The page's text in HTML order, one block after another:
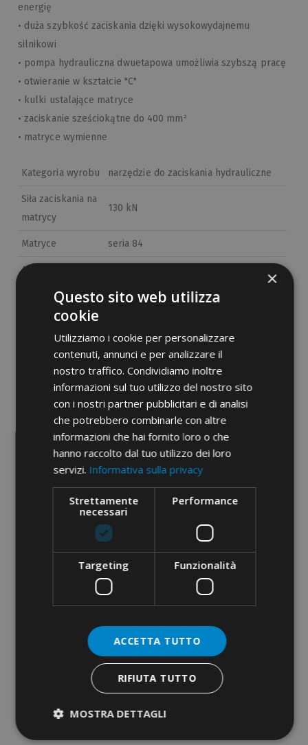
energię
• duża szybkość zaciskania dzięki wysokowydajnemu
silnikowi
• pompa hydrauliczna dwuetapowa umożliwia szybszą pracę
• otwieranie w kształcie "C"
• kulki ustalające matryce
• zaciskanie sześciokątne do 400 mm²
• matryce wymienne
Kategoria wyrobu narzędzie do zaciskania hydrauliczne
Siła zaciskania na
matrycy
130 kN
Matryce seria 84
Akumulator
Gniazdo USB Micro
Obszar
zastosowania
• do przewodów klasy 1,2,5 od 10 do
400 mm2
• do przewodów klasy 6 od 10 do 185
• standard DIN od 10 do 300 mm²
• standard NFC od 6 do 300/400 mm²
(38A130/38A130L)
• średniego napięcia d 25 do 400 mm2
• aluminiowe i bimetaliczne od 16 do
300 mm2
• izolowane od 10 do 240 mm2
• złącza boczne typu C od 10 do 150
mm2
• tulejkowe od 50 o 150 mm2
EC000168
×
Questo sito web utilizza
cookie
Utilizziamo i cookie per personalizzare
contenuti, annunci e per analizzare il
nostro traffico. Condividiamo inoltre
informazioni sul tuo utilizzo del nostro sito
con i nostri partner pubblicitari e di analisi
che potrebbero combinarle con altre
informazioni che hai fornito loro o che
hanno raccolto dal tuo utilizzo dei loro
servizi. Informativa sulla privacy
Strettamente
necessari
Performance
Targeting Funzionalità
ACCETTA TUTTO
RIFIUTA TUTTO
MOSTRA DETTAGLI